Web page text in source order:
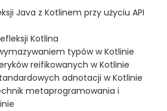
Java z Kotlinem przy użyciu API
Kotlina
typów w Kotlinie
reifikowanych w Kotlinie
adnotacji w Kotlinie
metaprogramowania i